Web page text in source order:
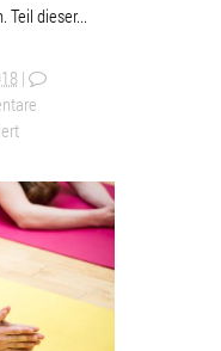
Teil dieser...
|